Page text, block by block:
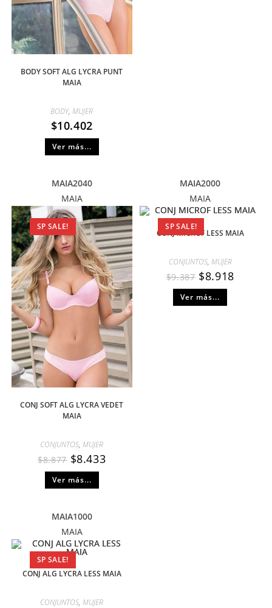
BODY SOFT ALG LYCRA PUNT
MAIA
BODY,MUJER
$10.402
Ver más...
MAIA2040
MAIA
SP SALE!
CONJ SOFT ALG LYCRA VEDET
MAIA
CONJUNTOS,MUJER
$8.877 $8.433
Ver más...
MAIA2000
MAIA
SP SALE!
CONJ MICROF LESS MAIA
CONJUNTOS, MUJER
$9.387 $8.918
Ver más...
MAIA1000
MAIA
SP SALE!
CONJ ALG LYCRA LESS MAIA
CONJUNTOS,MUJER